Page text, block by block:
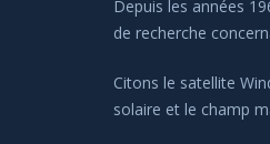
Depuis les années
de recherche
Citons le satellite
solaire et le champ